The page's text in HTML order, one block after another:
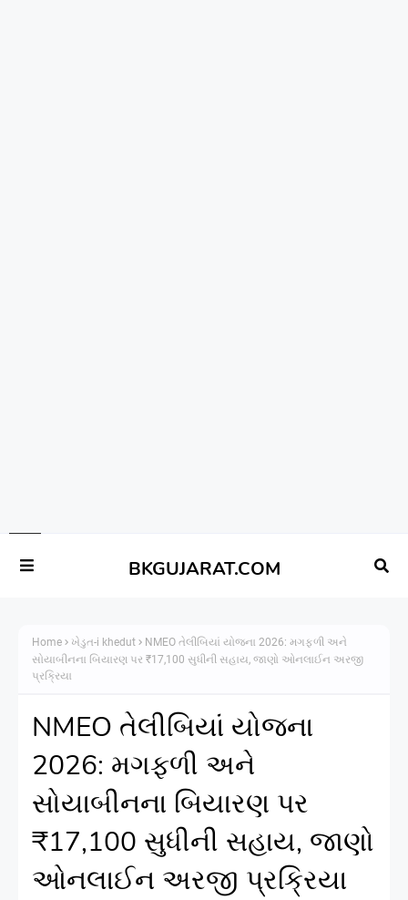
BKGUJARAT.COM
Home ખેડુત-i khedut
NMEO તેલીબિયાં યોજના 2026: મગફળી અને
સોયાબીનના બિયારણ પર ₹17,100 સુધીની સહાય, જાણો ઓનલાઈન અરજી
પ્રક્રિયા
NMEO તેલીબિયાં યોજના
2026: મગફળી અને
સોયાબીનના બિયારણ પર
₹17,100 સુધીની સહાય, જાણો
ઓનલાઈન અરજી પ્રક્રિયા